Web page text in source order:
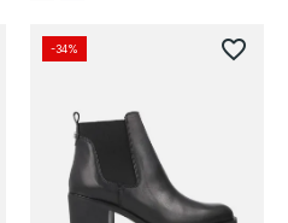
-34% favorite_border